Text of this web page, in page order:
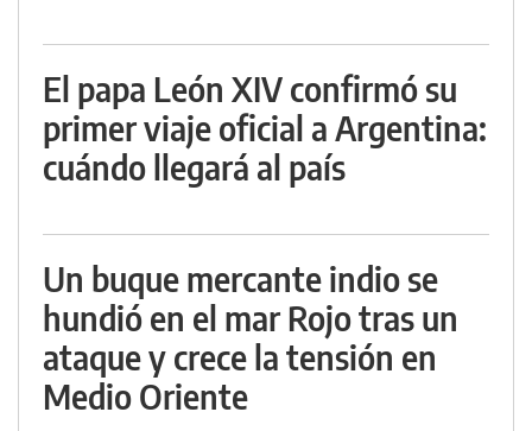
El papa León XIV confirmó su
primer viaje oficial a Argentina:
cuándo llegará al país
Un buque mercante indio se
hundió en el mar Rojo tras un
ataque y crece la tensión en
Medio Oriente